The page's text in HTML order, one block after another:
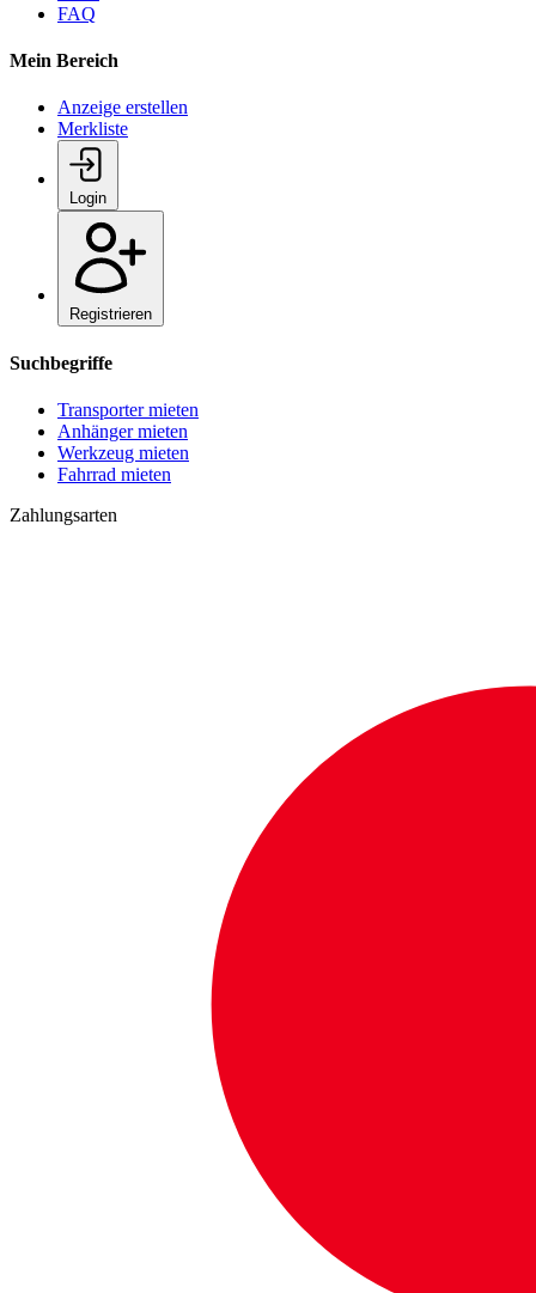
FAQ
Mein Bereich
Anzeige erstellen
Merkliste
Login
Registrieren
Suchbegriffe
Transporter mieten
Anhänger mieten
Werkzeug mieten
Fahrrad mieten
Zahlungsarten